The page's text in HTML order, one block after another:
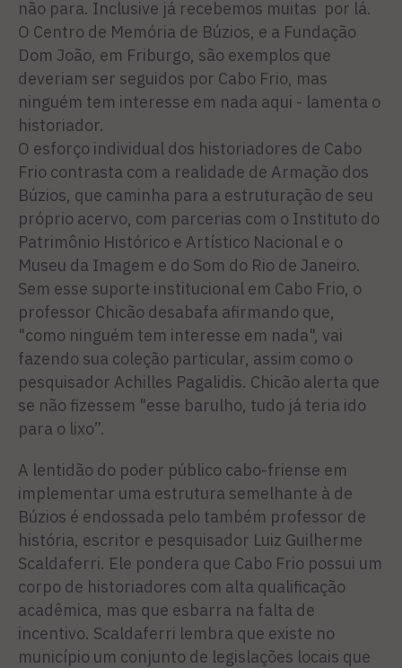
não para. Inclusive já recebemos muitas por lá.
O Centro de Memória de Búzios, e a Fundação
Dom João, em Friburgo, são exemplos que
deveriam ser seguidos por Cabo Frio, mas
ninguém tem interesse em nada aqui - lamenta o
historiador.
O esforço individual dos historiadores de Cabo
Frio contrasta com a realidade de Armação dos
Búzios, que caminha para a estruturação de seu
próprio acervo, com parcerias com o Instituto do
Patrimônio Histórico e Artístico Nacional e o
Museu da Imagem e do Som do Rio de Janeiro.
Sem esse suporte institucional em Cabo Frio, o
professor Chicão desabafa afirmando que,
"como ninguém tem interesse em nada", vai
fazendo sua coleção particular, assim como o
pesquisador Achilles Pagalidis. Chicão alerta que
se não fizessem "esse barulho, tudo já teria ido
para o lixo”.
A lentidão do poder público cabo-friense em
implementar uma estrutura semelhante à de
Búzios é endossada pelo também professor de
história, escritor e pesquisador Luiz Guilherme
Scaldaferri. Ele pondera que Cabo Frio possui um
corpo de historiadores com alta qualificação
acadêmica, mas que esbarra na falta de
incentivo. Scaldaferri lembra que existe no
município um conjunto de legislações locais que